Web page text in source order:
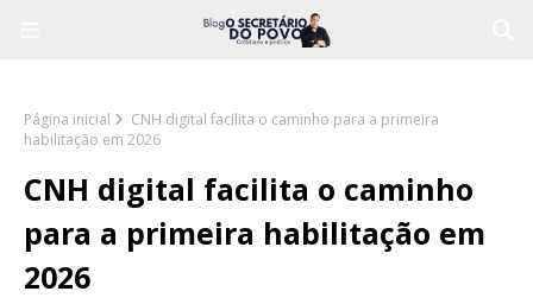
Página inicial
CNH digital facilita o caminho para a primeira
habilitação em 2026
CNH digital facilita o caminho
para a primeira habilitação em
2026